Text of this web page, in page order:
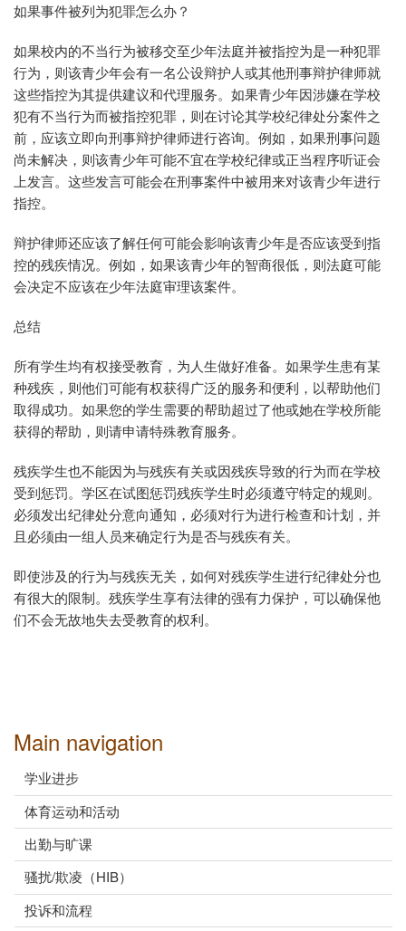
Main navigation
学业进步
体育运动和活动
出勤与旷课
骚扰/欺凌（HIB）
投诉和流程
如果事件被列为犯罪怎么办？
如果校内的不当行为被移交至少年法庭并被指控为是一种犯罪
行为，则该青少年会有一名公设辩护人或其他刑事辩护律师就
这些指控为其提供建议和代理服务。如果青少年因涉嫌在学校
犯有不当行为而被指控犯罪，则在讨论其学校纪律处分案件之
前，应该立即向刑事辩护律师进行咨询。例如，如果刑事问题
尚未解决，则该青少年可能不宜在学校纪律或正当程序听证会
上发言。这些发言可能会在刑事案件中被用来对该青少年进行
指控。
辩护律师还应该了解任何可能会影响该青少年是否应该受到指
控的残疾情况。例如，如果该青少年的智商很低，则法庭可能
会决定不应该在少年法庭审理该案件。
总结
所有学生均有权接受教育，为人生做好准备。如果学生患有某
种残疾，则他们可能有权获得广泛的服务和便利，以帮助他们
取得成功。如果您的学生需要的帮助超过了他或她在学校所能
获得的帮助，则请申请特殊教育服务。
残疾学生也不能因为与残疾有关或因残疾导致的行为而在学校
受到惩罚。学区在试图惩罚残疾学生时必须遵守特定的规则。
必须发出纪律处分意向通知，必须对行为进行检查和计划，并
且必须由一组人员来确定行为是否与残疾有关。
即使涉及的行为与残疾无关，如何对残疾学生进行纪律处分也
有很大的限制。残疾学生享有法律的强有力保护，可以确保他
们不会无故地失去受教育的权利。